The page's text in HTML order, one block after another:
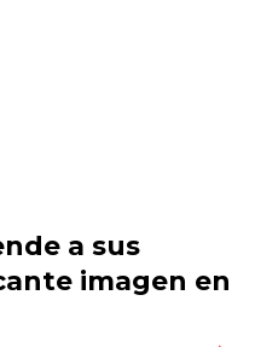
a sus
imagen en